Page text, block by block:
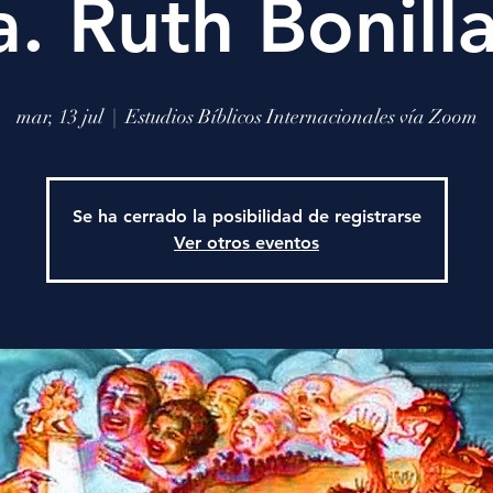
Ruth
mar, 13 jul
  |
Estudios Bíblicos Internacionales vía Zoom
Se ha cerrado la posibilidad de registrarse
Ver otros eventos